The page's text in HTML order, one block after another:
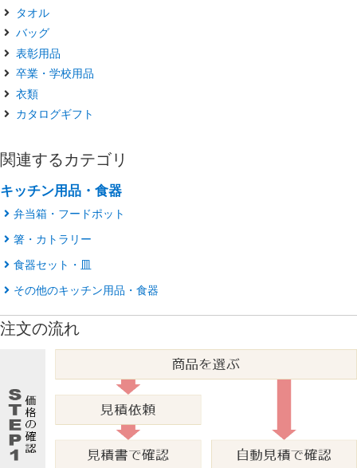
タオル
バッグ
表彰用品
卒業・学校用品
衣類
カタログギフト
関連するカテゴリ
キッチン用品・食器
弁当箱・フードポット
箸・カトラリー
食器セット・皿
その他のキッチン用品・食器
注文の流れ